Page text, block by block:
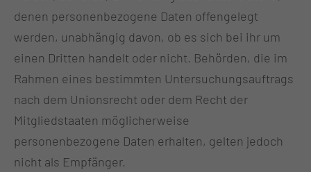
denen personenbezogene Daten offengelegt
werden, unabhängig davon, ob es sich bei ihr um
einen Dritten handelt oder nicht. Behörden, die im
Rahmen eines bestimmten Untersuchungsauftrags
nach dem Unionsrecht oder dem Recht der
Mitgliedstaaten möglicherweise
personenbezogene Daten erhalten, gelten jedoch
nicht als Empfänger.